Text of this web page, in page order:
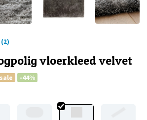
(2)
vloerkleed velvet
sale -44%